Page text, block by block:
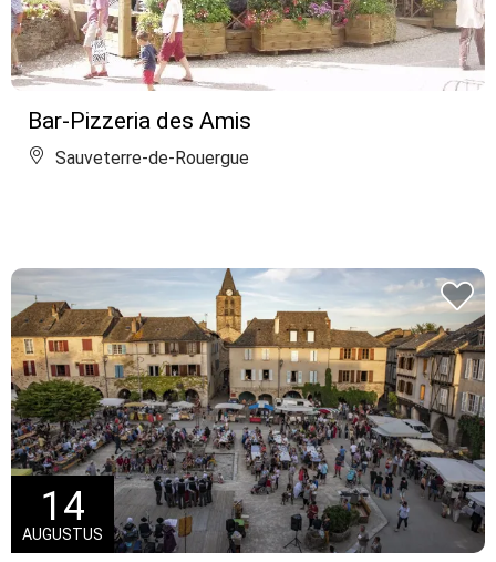
Bar-Pizzeria des Amis
Sauveterre-de-Rouergue
14
AUGUSTUS